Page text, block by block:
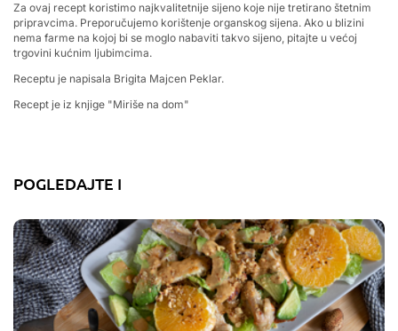
Za ovaj recept koristimo najkvalitetnije sijeno koje nije tretirano štetnim
pripravcima. Preporučujemo korištenje organskog sijena. Ako u blizini
nema farme na kojoj bi se moglo nabaviti takvo sijeno, pitajte u većoj
trgovini kućnim ljubimcima.
Receptu je napisala Brigita Majcen Peklar.
Recept je iz knjige "Miriše na dom"
POGLEDAJTE I